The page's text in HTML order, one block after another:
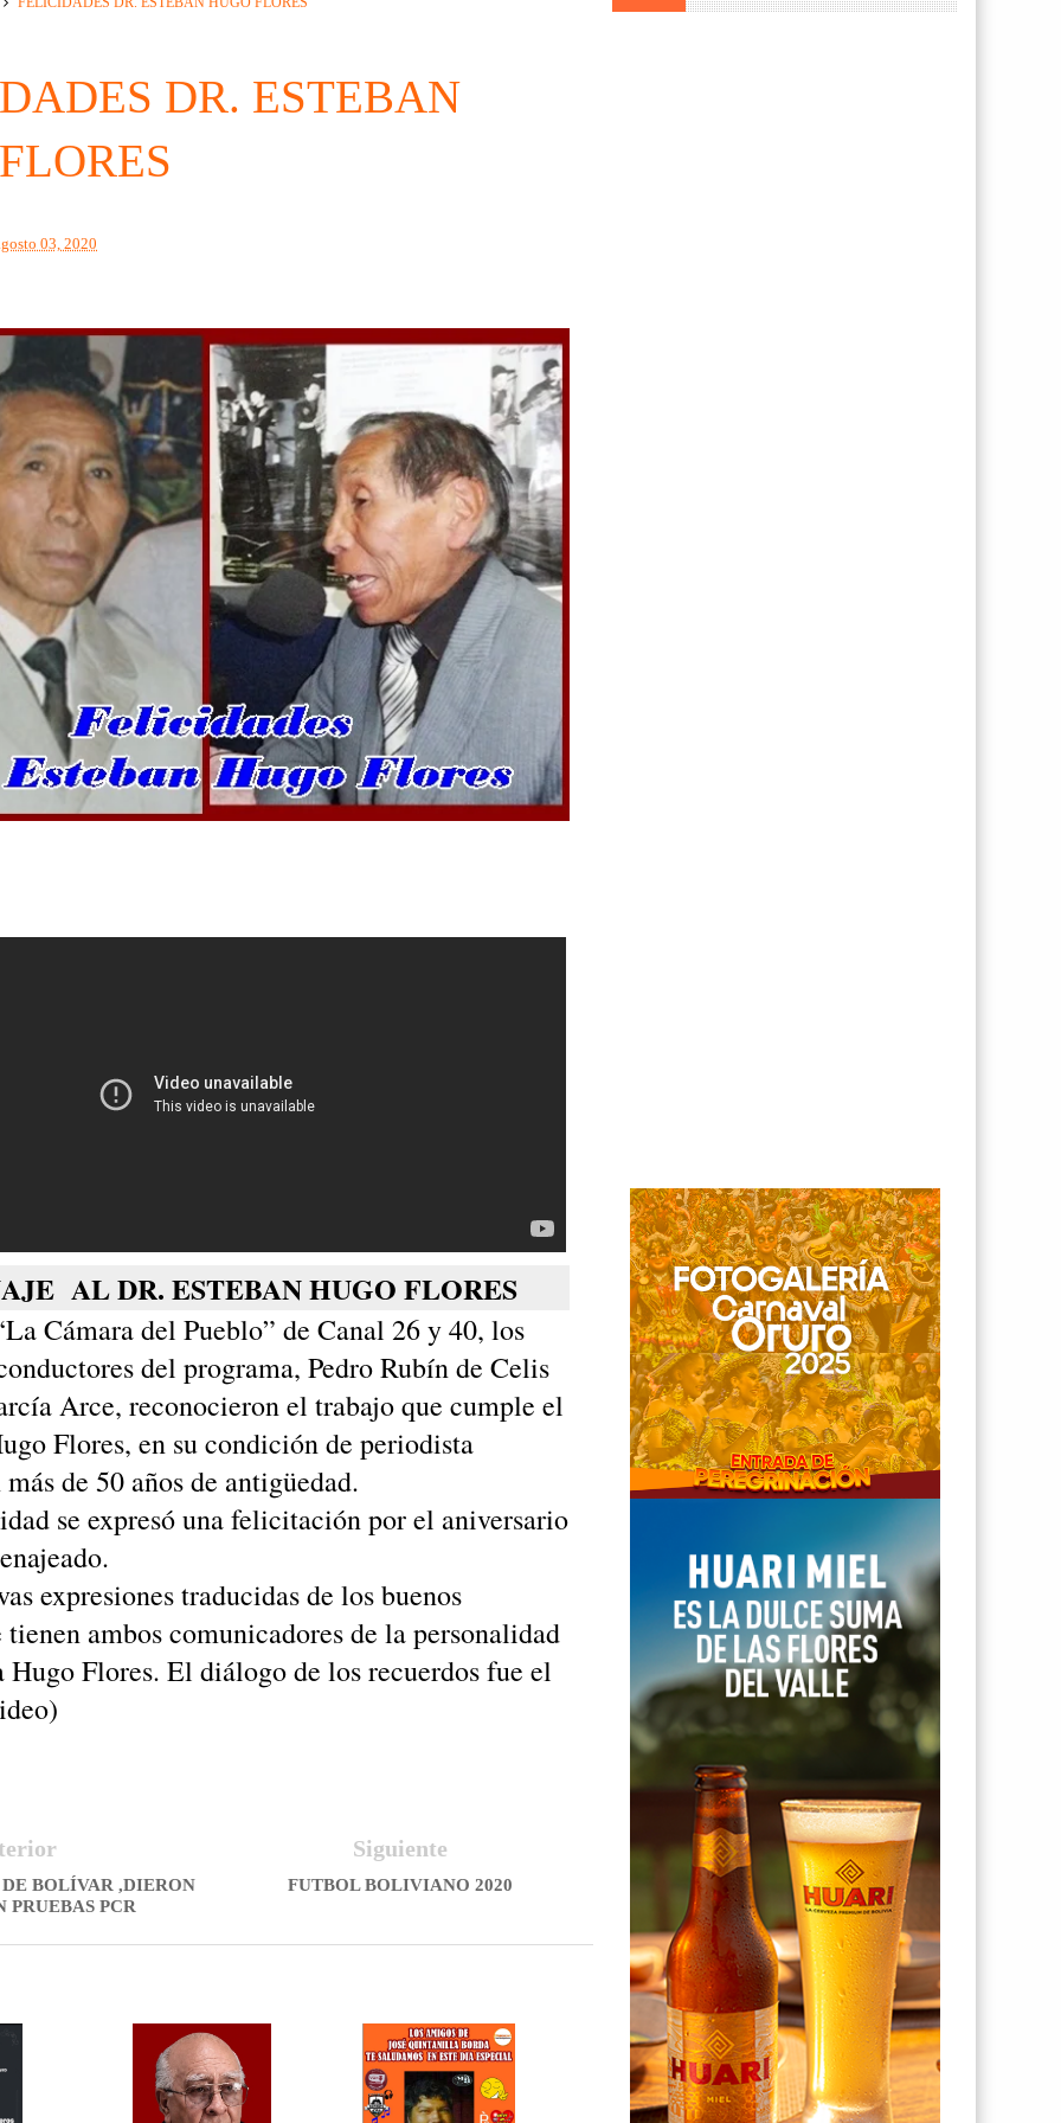
DR. ESTEBAN
03, 2020
AL DR. ESTEBAN HUGO FLORES
Cámara del Pueblo” de Canal 26 y 40, los
del programa, Pedro Rubín de Celis
Arce, reconocieron el trabajo que cumple el
Flores, en su condición de periodista
de 50 años de antigüedad.
se expresó una felicitación por el aniversario
expresiones traducidas de los buenos
tienen ambos comunicadores de la personalidad
Hugo Flores. El diálogo de los recuerdos fue el
Siguiente
FUTBOL BOLIVIANO 2020
BOLÍVAR ,DIERON
PRUEBAS PCR